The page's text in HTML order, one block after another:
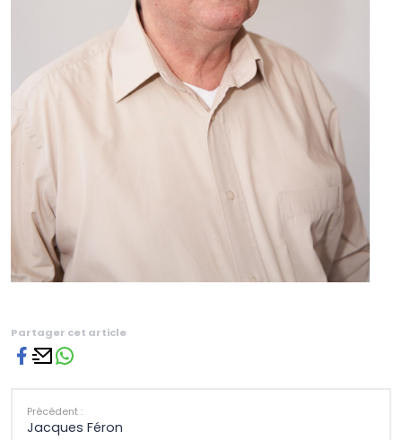
Partager cet article
Précédent :
Jacques Féron